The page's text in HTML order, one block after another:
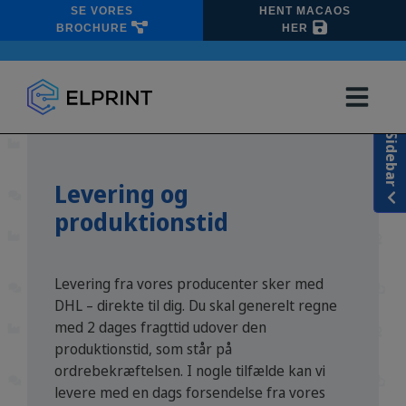
SE VORES
BROCHURE
HENT MACAOS
HER
Levering og
produktionstid
Levering fra vores producenter sker med
DHL – direkte til dig. Du skal generelt regne
med 2 dages fragttid udover den
produktionstid, som står på
ordrebekræftelsen. I nogle tilfælde kan vi
levere med en dags forsendelse fra vores
Sidebar